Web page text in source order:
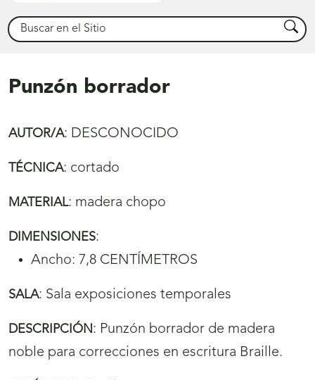
Buscar Buscar
Punzón borrador
AUTOR/A: DESCONOCIDO
TÉCNICA: cortado
MATERIAL: madera chopo
DIMENSIONES:
Ancho: 7,8 CENTÍMETROS
SALA: Sala exposiciones temporales
DESCRIPCIÓN: Punzón borrador de madera
noble para correcciones en escritura Braille.